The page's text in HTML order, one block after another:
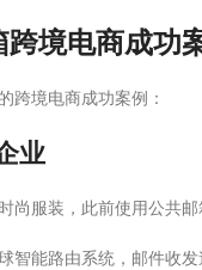
境电商成功
跨境电商成功案例：
业
尚服装，此前使用公共
智能路由系统，邮件收